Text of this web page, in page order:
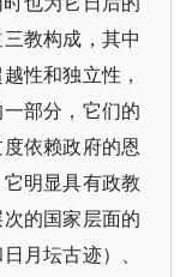
教构成，其中
性和独立性，
部分，它们的
依赖政府的恩
明显具有政教
的国家层面的
月坛古迹）、